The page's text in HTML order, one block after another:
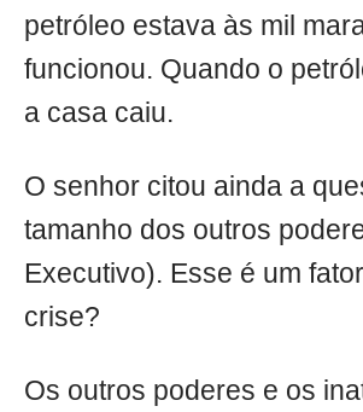
petróleo estava às mil
funcionou. Quando o
a casa caiu.
O senhor citou ainda a
tamanho dos outros
Executivo). Esse é um
crise?
Os outros poderes e os